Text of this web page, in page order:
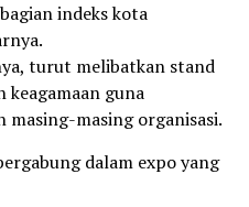
indeks kota
turut melibatkan stand
keagamaan guna
masing organisasi.
dalam expo yang